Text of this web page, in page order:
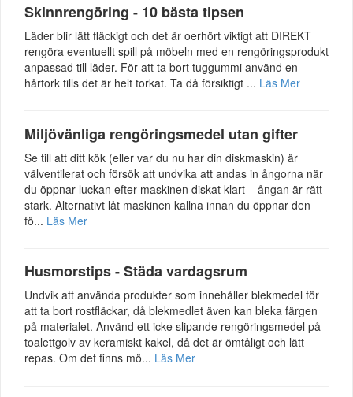
Skinnrengöring - 10 bästa tipsen
Läder blir lätt fläckigt och det är oerhört viktigt att DIREKT
rengöra eventuellt spill på möbeln med en rengöringsprodukt
anpassad till läder. För att ta bort tuggummi använd en
hårtork tills det är helt torkat. Ta då försiktigt ... Läs Mer
Miljövänliga rengöringsmedel utan gifter
Se till att ditt kök (eller var du nu har din diskmaskin) är
välventilerat och försök att undvika att andas in ångorna när
du öppnar luckan efter maskinen diskat klart – ångan är rätt
stark. Alternativt låt maskinen kallna innan du öppnar den
fö... Läs Mer
Husmorstips - Städa vardagsrum
Undvik att använda produkter som innehåller blekmedel för
att ta bort rostfläckar, då blekmedlet även kan bleka färgen
på materialet. Använd ett icke slipande rengöringsmedel på
toalettgolv av keramiskt kakel, då det är ömtåligt och lätt
repas. Om det finns mö... Läs Mer